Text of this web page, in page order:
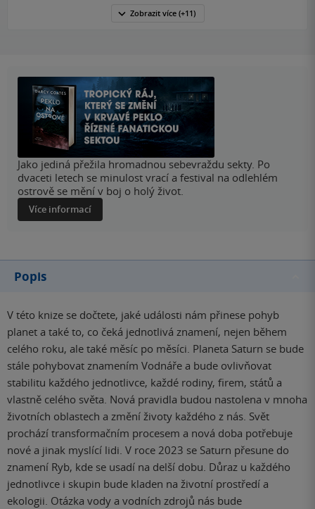
Zobrazit více(+11)
Jako jediná přežila hromadnou sebevraždu sekty. Po
dvaceti letech se minulost vrací a festival na odlehlém
ostrově se mění v boj o holý život.
Více informací
Popis
V této knize se dočtete, jaké události nám přinese pohyb
planet a také to, co čeká jednotlivá znamení, nejen během
celého roku, ale také měsíc po měsíci. Planeta Saturn se bude
stále pohybovat znamením Vodnáře a bude ovlivňovat
stabilitu každého jednotlivce, každé rodiny, firem, států a
vlastně celého světa. Nová pravidla budou nastolena v mnoha
životních oblastech a změní životy každého z nás. Svět
prochází transformačním procesem a nová doba potřebuje
nové a jinak myslící lidi. V roce 2023 se Saturn přesune do
znamení Ryb, kde se usadí na delší dobu. Důraz u každého
jednotlivce i skupin bude kladen na životní prostředí a
ekologii. Otázka vody a vodních zdrojů nás bude